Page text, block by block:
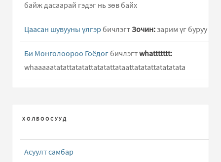
байж дасаарай гэдэг нь зөв байх
Цаасан шувууны үлгэр бичлэгтЗочин: зарим үг буруу
Би Монголоороо Гоёдог бичлэгтwhattttttt:
whaaaaatatattatatattatatattataattatatattatatatata
Хөөрхөн халиун /дууны үг/бичлэгтHun:Hooy ene
duuny ug ni dutuu ym
Чимэддорж (зочин):Нэгэн цагт нохой Намдагийн хүү
Төмөрхуяг шиг сайхан залуу ч ховор юм шиг түүн..
ХОЛБООСУУД
Асуулт самбар